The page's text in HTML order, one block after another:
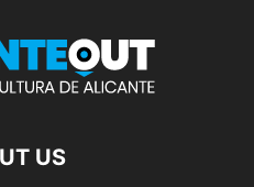
US